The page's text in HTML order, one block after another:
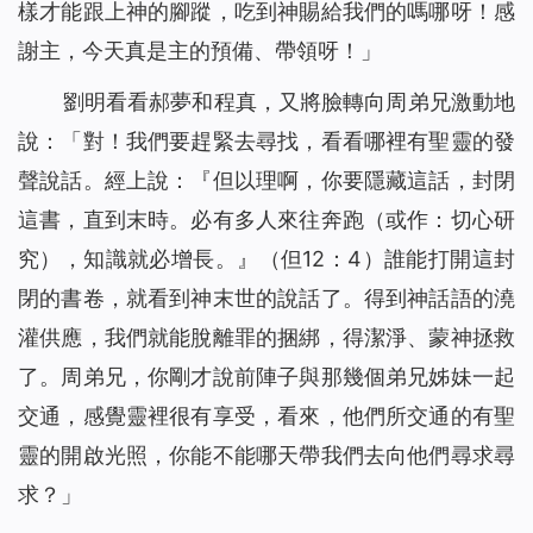
樣才能跟上神的腳蹤，吃到神賜給我們的嗎哪呀！感
謝主，今天真是主的預備、帶領呀！」
劉明看看郝夢和程真，又將臉轉向周弟兄激動地
說：「對！我們要趕緊去尋找，看看哪裡有聖靈的發
聲說話。經上說：『但以理啊，你要隱藏這話，封閉
這書，直到末時。必有多人來往奔跑（或作：切心研
究）
，知識就必增長。
』（但12：4）誰能打開這封
閉的書卷，就看到神末世的說話了。得到神話語的澆
灌供應，我們就能脫離罪的捆綁，得潔淨、蒙神拯救
了。周弟兄，你剛才說前陣子與那幾個弟兄姊妹一起
交通，感覺靈裡很有享受，看來，他們所交通的有聖
靈的開啟光照，你能不能哪天帶我們去向他們尋求尋
求？」